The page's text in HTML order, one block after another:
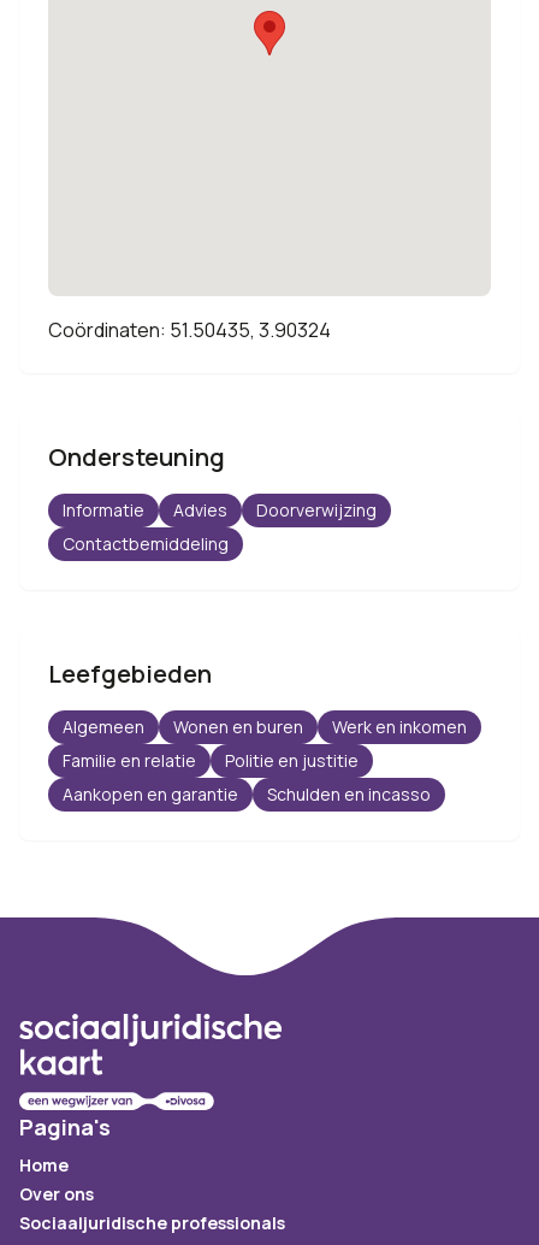
Coördinaten: 51.50435, 3.90324
Ondersteuning
Informatie Advies
Doorverwijzing
Contactbemiddeling
Leefgebieden
Algemeen Wonen en buren
Werk en inkomen
Familie en relatie
Politie en justitie
Aankopen en garantie
Schulden en incasso
Pagina's
Home
Over ons
Sociaaljuridische professionals